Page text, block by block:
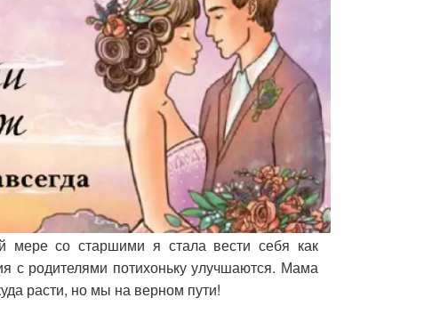
мере со старшими я стала вести себя как
с родителями потихоньку улучшаются. Мама
расти, но мы на верном пути!